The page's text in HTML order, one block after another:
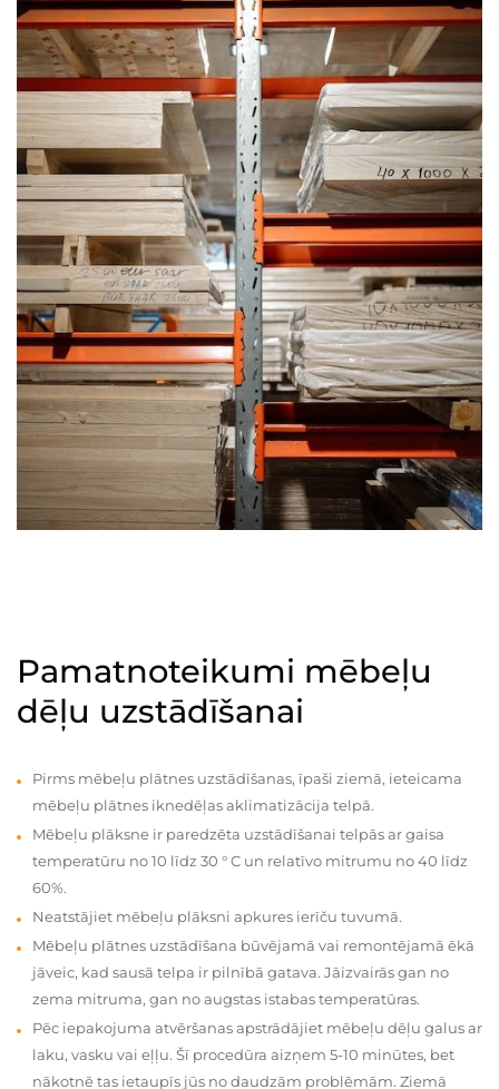
Pamatnoteikumi mēbeļu
dēļu uzstādīšanai
Pirms mēbeļu plātnes uzstādīšanas, īpaši ziemā, ieteicama
mēbeļu plātnes iknedēļas aklimatizācija telpā.
Mēbeļu plāksne ir paredzēta uzstādīšanai telpās ar gaisa
temperatūru no 10 līdz 30 ° C un relatīvo mitrumu no 40 līdz
60%.
Neatstājiet mēbeļu plāksni apkures ierīču tuvumā.
Mēbeļu plātnes uzstādīšana būvējamā vai remontējamā ēkā
jāveic, kad sausā telpa ir pilnībā gatava. Jāizvairās gan no
zema mitruma, gan no augstas istabas temperatūras.
Pēc iepakojuma atvēršanas apstrādājiet mēbeļu dēļu galus ar
laku, vasku vai eļļu. Šī procedūra aizņem 5-10 minūtes, bet
nākotnē tas ietaupīs jūs no daudzām problēmām. Ziemā